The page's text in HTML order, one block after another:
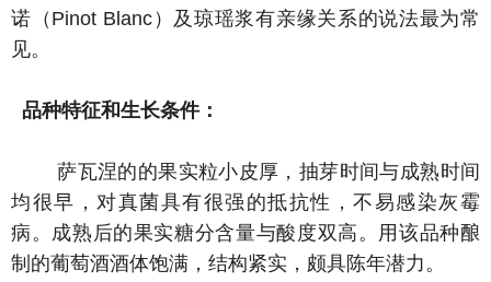
诺（Pinot Blanc）及琼瑶浆有亲缘关系的说法最为常
见。
品种特征和生长条件：
萨瓦涅的的果实粒小皮厚，抽芽时间与成熟时间
均很早，对真菌具有很强的抵抗性，不易感染灰霉
病。成熟后的果实糖分含量与酸度双高。用该品种酿
制的葡萄酒酒体饱满，结构紧实，颇具陈年潜力。